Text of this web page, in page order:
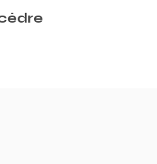
dessin d'enfants